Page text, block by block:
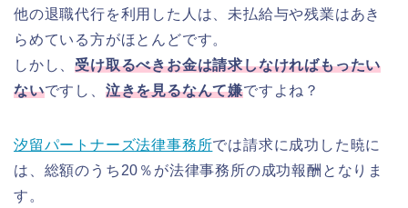
他の退職代行を利用した人は、未払給与や残業はあき
らめている方がほとんどです。
しかし、受け取るべきお金は請求しなければもったい
ないですし、 泣きを見るなんて嫌ですよね？
汐留パートナーズ法律事務所では請求に成功した暁に
は、総額のうち20％が法律事務所の成功報酬となりま
す。